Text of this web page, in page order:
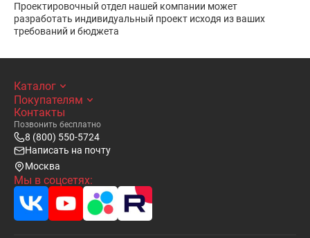
Проектировочный отдел нашей компании может
разработать индивидуальный проект исходя из ваших
требований и бюджета
Каталог
Покупателям
Контакты
Позвонить бесплатно
8 (800) 550-5724
Написать на почту
Москва
Мы в соцсетях: